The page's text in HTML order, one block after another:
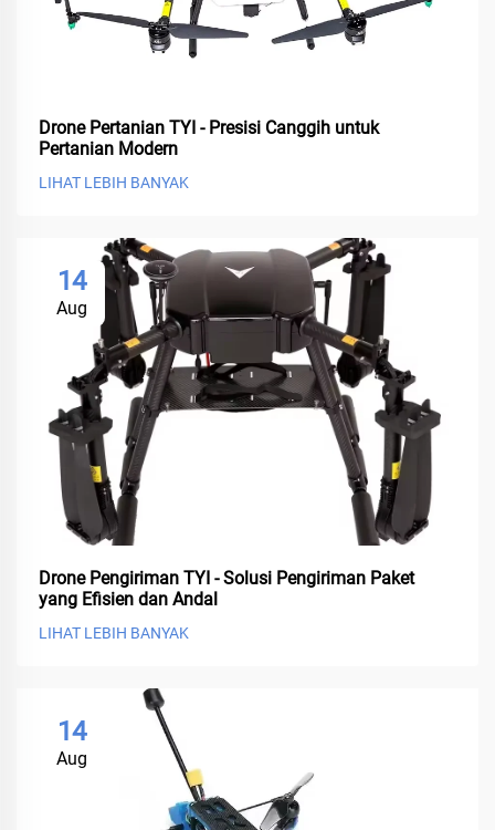
Drone Pertanian TYI - Presisi Canggih untuk
Pertanian Modern
LIHAT LEBIH BANYAK
14
Aug
Drone Pengiriman TYI - Solusi Pengiriman Paket
yang Efisien dan Andal
LIHAT LEBIH BANYAK
14
Aug